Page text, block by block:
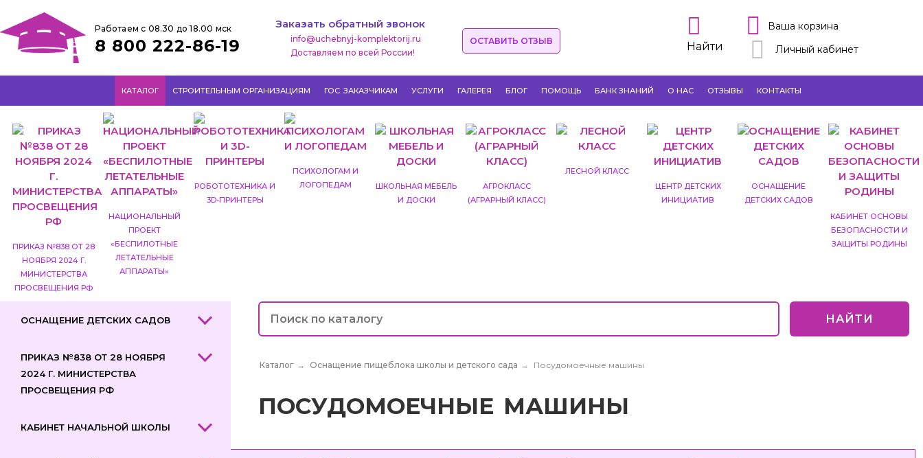
Работаем с 08.30 до 18.00 мск
8 800 222-86-19
Заказать обратный звонок
info@uchebnyj-komplektorij.ru
Доставляем по всей России!
ОСТАВИТЬ ОТЗЫВ Найти
Ваша корзина
Личный кабинет
КАТАЛОГ СТРОИТЕЛЬНЫМ ОРГАНИЗАЦИЯМ ГОС. ЗАКАЗЧИКАМ УСЛУГИ ГАЛЕРЕЯ БЛОГ ПОМОЩЬ БАНК ЗНАНИЙ О НАС ОТЗЫВЫ КОНТАКТЫ
ПРИКАЗ №838 ОТ 28
НОЯБРЯ 2024 Г.
МИНИСТЕРСТВА
ПРОСВЕЩЕНИЯ РФ
НАЦИОНАЛЬНЫЙ
ПРОЕКТ
«БЕСПИЛОТНЫЕ
ЛЕТАТЕЛЬНЫЕ
АППАРАТЫ»
РОБОТОТЕХНИКА И
3D-ПРИНТЕРЫ
ПСИХОЛОГАМ И
ЛОГОПЕДАМ
ШКОЛЬНАЯ МЕБЕЛЬ
И ДОСКИ
АГРОКЛАСС
(АГРАРНЫЙ КЛАСС)
ЛЕСНОЙ КЛАСС
ЦЕНТР ДЕТСКИХ
ИНИЦИАТИВ
ОСНАЩЕНИЕ
ДЕТСКИХ САДОВ
КАБИНЕТ ОСНОВЫ
БЕЗОПАСНОСТИ И
ЗАЩИТЫ РОДИНЫ
ОСНАЩЕНИЕ ДЕТСКИХ САДОВ
ПРИКАЗ №838 ОТ 28 НОЯБРЯ
2024 Г. МИНИСТЕРСТВА
ПРОСВЕЩЕНИЯ РФ
КАБИНЕТ НАЧАЛЬНОЙ ШКОЛЫ
НАЙТИ
Каталог → Оснащение пищеблока школы и детского сада → Посудомоечные машины
ПОСУДОМОЕЧНЫЕ МАШИНЫ